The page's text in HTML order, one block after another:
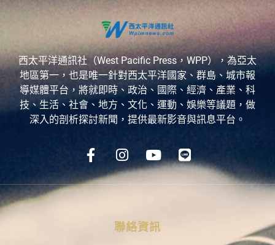
西太平洋通訊社（West Pacific Press，WPP），為亞太
地區第一，也是唯一針對西太平洋國家、群島、城市報
導媒體平台，將就即時、政治、國際、經濟、產業、科
技、生活、社會、地方、文化、運動、娛樂等議題，做
深入的剖析探討新聞，提供最新影音與訊息平台。
聯絡資訊